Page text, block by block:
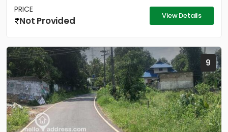
PRICE
Not Provided View Details
9